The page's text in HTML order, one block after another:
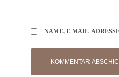
NAME, E-MAIL-